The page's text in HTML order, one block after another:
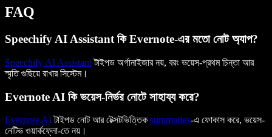
FAQ
Speechify AI Assistant কি Evernote-এর মতো নোট অ্যাপ?
Speechify AI Assistantটাইপড অর্গানাইজার নয়, বরং ভয়েস-প্রথম চিন্তা আর
স্মৃতি গুছিয়ে রাখার সিস্টেম।
Evernote AI কি ভয়েস-নির্ভর নোটে সাহায্য করে?
Evernote AIটাইপড নোট আর টেক্সটভিত্তিক summaries-এ ফোকাস করে, ভয়েস-
নেটিভ ওয়ার্কফ্লো-তে নয়।